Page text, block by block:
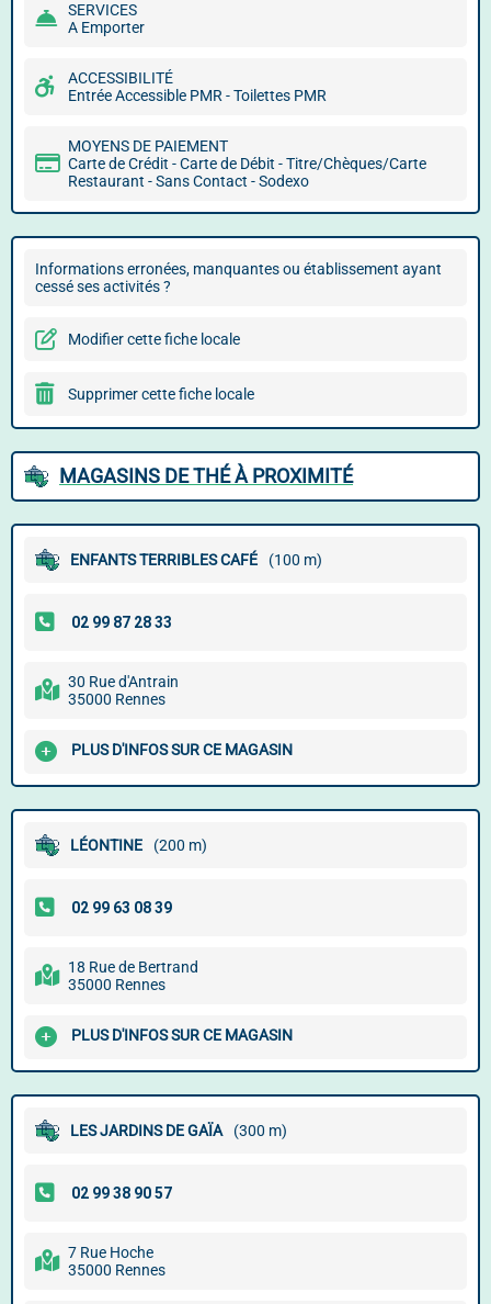
SERVICES
A Emporter
ACCESSIBILITÉ
Entrée Accessible PMR - Toilettes PMR
MOYENS DE PAIEMENT
Carte de Crédit - Carte de Débit - Titre/Chèques/Carte
Restaurant - Sans Contact - Sodexo
Informations erronées, manquantes ou établissement ayant
cessé ses activités ?
Modifier cette fiche locale
Supprimer cette fiche locale
MAGASINS DE THÉ À PROXIMITÉ
ENFANTS TERRIBLES CAFÉ (100 m)
30 Rue d'Antrain
35000 Rennes
PLUS D'INFOS SUR CE MAGASIN
LÉONTINE (200 m)
18 Rue de Bertrand
35000 Rennes
PLUS D'INFOS SUR CE MAGASIN
LES JARDINS DE GAÏA (300 m)
7 Rue Hoche
35000 Rennes